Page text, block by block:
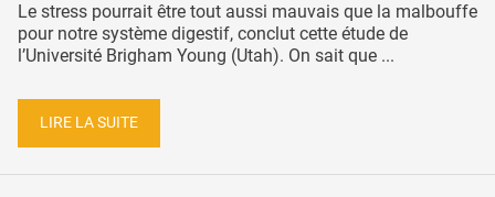
Le stress pourrait être tout aussi mauvais que la malbouffe
pour notre système digestif, conclut cette étude de
l’Université Brigham Young (Utah). On sait que ...
LIRE LA SUITE